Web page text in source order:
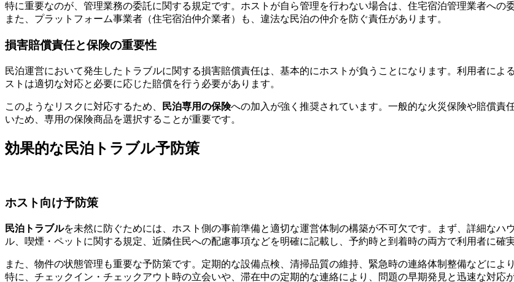
特に重要なのが、管理業務の委託に関する規定です。ホストが自ら管理を行わない場合は、住宅宿泊管理業者への
また、プラットフォーム事業者（住宅宿泊仲介業者）も、違法な民泊の仲介を防ぐ責任があります。
損害賠償責任と保険の重要性
民泊運営において発生したトラブルに関する損害賠償責任は、基本的にホストが負うことになります。利用者に
ストは適切な対応と必要に応じた賠償を行う必要があります。
このようなリスクに対応するため、 民泊専用の保険への加入が強く推奨されています。一般的な火災保険や賠償
いため、専用の保険商品を選択することが重要です。
効果的な民泊トラブル予防策
ホスト向け予防策
民泊トラブルを未然に防ぐためには、ホスト側の事前準備と適切な運営体制の構築が不可欠です。まず、詳細な
ル、喫煙・ペットに関する規定、近隣住民への配慮事項などを明確に記載し、予約時と到着時の両方で利用者に確
また、物件の状態管理も重要な予防策です。定期的な設備点検、清掃品質の維持、緊急時の連絡体制整備などによ
特に、チェックイン・チェックアウト時の立会いや、滞在中の定期的な連絡により、問題の早期発見と迅速な対応